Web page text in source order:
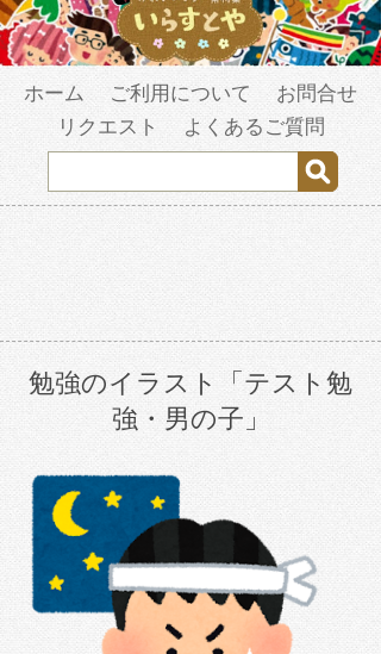
ホーム ご利用について
お問合せ
リクエスト
よくあるご質問
勉強のイラスト「テスト勉
強・男の子」